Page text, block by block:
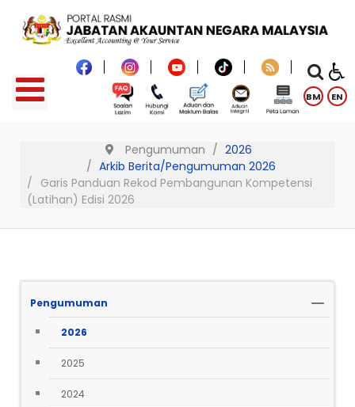
BM EN
Pengumuman
2026
Arkib Berita/Pengumuman 2026
Garis Panduan Rekod Pembangunan Kompetensi
(Latihan) Edisi 2026
Pengumuman
2026
2025
2024